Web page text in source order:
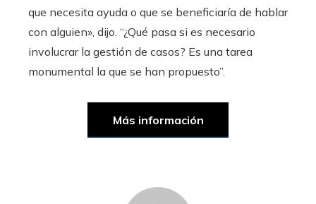
que necesita ayuda o que se beneficiaría de hablar
con alguien», dijo. “¿Qué pasa si es necesario
involucrar la gestión de casos? Es una tarea
monumental la que se han propuesto”.
Más información